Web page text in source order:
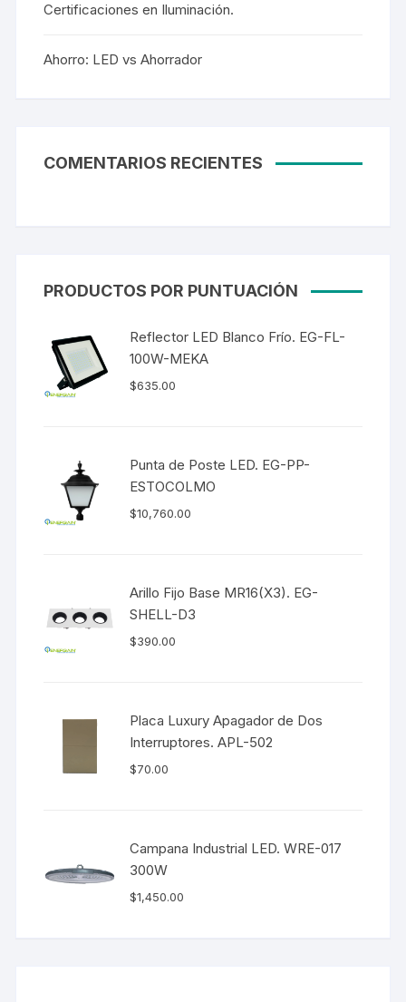
Certificaciones en Iluminación.
Ahorro: LED vs Ahorrador
COMENTARIOS RECIENTES
PRODUCTOS POR PUNTUACIÓN
Reflector LED Blanco Frío. EG-FL-
100W-MEKA
$635.00
Punta de Poste LED. EG-PP-
ESTOCOLMO
$10,760.00
Arillo Fijo Base MR16(X3). EG-
SHELL-D3
$390.00
Placa Luxury Apagador de Dos
Interruptores. APL-502
$70.00
Campana Industrial LED. WRE-017
300W
$1,450.00